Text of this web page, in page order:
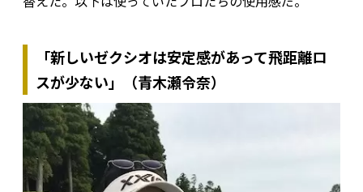
「新しいゼクシオは安定感があって飛距離ロ
スが少ない」（青木瀬令奈）